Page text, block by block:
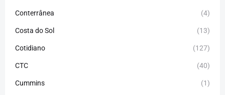
Conterrânea (4)
Costa do Sol (13)
Cotidiano (127)
CTC (40)
Cummins (1)